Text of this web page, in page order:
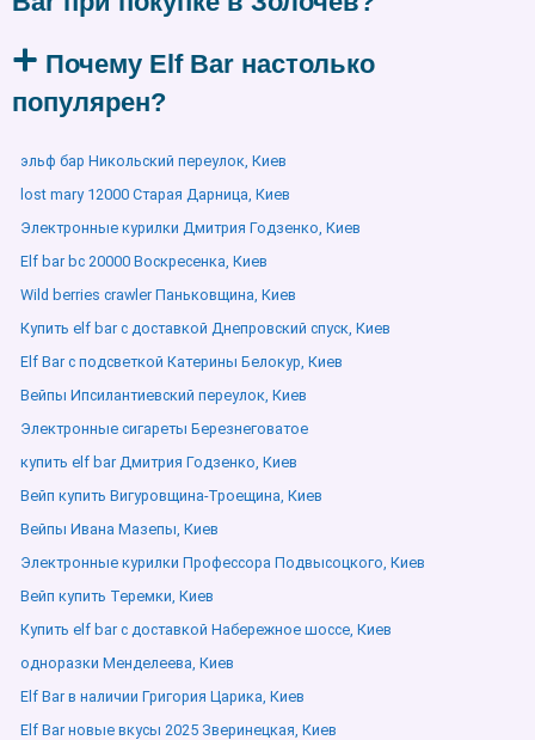
Почему Elf Bar настолько
популярен?
эльф бар Никольский переулок, Киев
lost mary 12000 Старая Дарница, Киев
Электронные курилки Дмитрия Годзенко, Киев
Elf bar bc 20000 Воскресенка, Киев
Wild berries crawler Паньковщина, Киев
Купить elf bar с доставкой Днепровский спуск, Киев
Elf Bar с подсветкой Катерины Белокур, Киев
Вейпы Ипсилантиевский переулок, Киев
Электронные сигареты Березнеговатое
купить elf bar Дмитрия Годзенко, Киев
Вейп купить Вигуровщина-Троещина, Киев
Вейпы Ивана Мазепы, Киев
Электронные курилки Профессора Подвысоцкого, Киев
Вейп купить Теремки, Киев
Купить elf bar с доставкой Набережное шоссе, Киев
одноразки Менделеева, Киев
Elf Bar в наличии Григория Царика, Киев
Elf Bar новые вкусы 2025 Зверинецкая, Киев